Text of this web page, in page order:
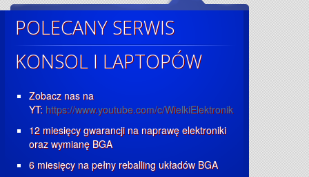
POLECANY SERWIS
KONSOL I LAPTOPÓW
Zobacz nas na
YT: https://www.youtube.com/c/WielkiElektronik
12 miesięcy gwarancji na naprawę elektroniki
oraz wymianę BGA
6 miesięcy na pełny reballing układów BGA